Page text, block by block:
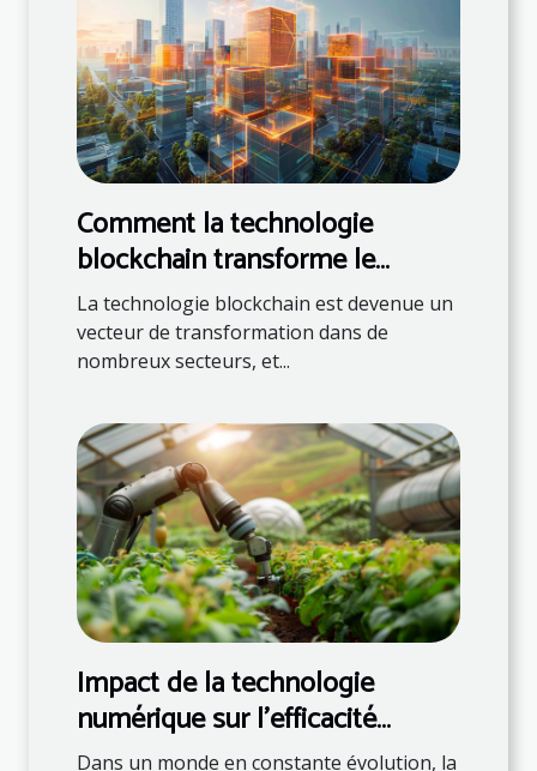
Comment la technologie
blockchain transforme le
marché immobilier
La technologie blockchain est devenue un
vecteur de transformation dans de
nombreux secteurs, et...
Impact de la technologie
numérique sur l'efficacité
agroalimentaire
Dans un monde en constante évolution, la